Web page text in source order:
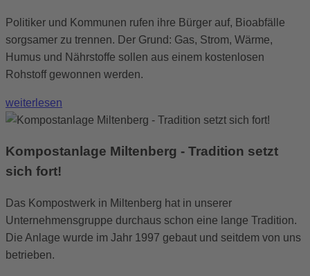
Politiker und Kommunen rufen ihre Bürger auf, Bioabfälle
sorgsamer zu trennen. Der Grund: Gas, Strom, Wärme,
Humus und Nährstoffe sollen aus einem kostenlosen
Rohstoff gewonnen werden.
weiterlesen
Kompostanlage Miltenberg - Tradition setzt
sich fort!
Das Kompostwerk in Miltenberg hat in unserer
Unternehmensgruppe durchaus schon eine lange Tradition.
Die Anlage wurde im Jahr 1997 gebaut und seitdem von uns
betrieben.